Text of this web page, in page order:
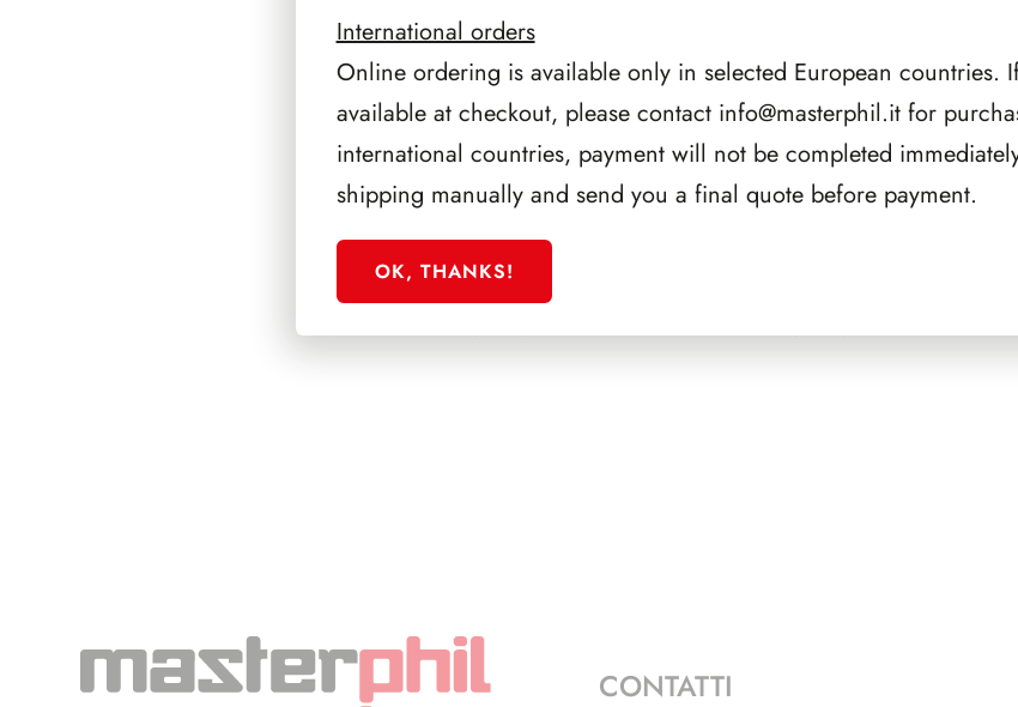
SFORZESCO ITALIA 1992
PAGINE 5
PAGINE 6
CONTATTI
International orders
Online ordering is available only in selected European countries.
available at checkout, please contact info@masterphil.itfor
international countries, payment will not be completed
shipping manually and send you a final quote before payment.
OK, THANKS!